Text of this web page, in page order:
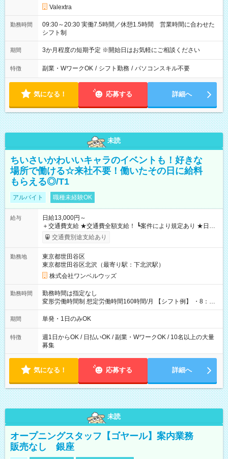
Valextra
勤務時間
09:30～20:30 実働7.5時間／休憩1.5時間 営業時間に合わせた
シフト制
期間 3か月程度の短期予定 ※開始日はお気軽にご相談ください
特徴 副業・WワークOK / シフト勤務 / パソコンスキル不要
気になる！ 応募する 詳細へ
未読
ちいさいかわいいキャラのイベントも！好きな
場所で働ける☆来社不要！働いたその日に給料
もらえる◎/T1
アルバイト 職種未経験OK
給与
日給13,000円～
＋交通費支給 ★交通費全額支給！ ┗案件により規定あり ★日払
いOK！（規定あり） ┗働いたその日に現金GET♪ お仕事後はコ
ンビニATMから 日払い分を引き落とせます！ 【試用期間】試
交通費別途支給あり
勤務地
東京都世田谷区
東京都世田谷区北沢（最寄り駅：下北沢駅）
株式会社ワンベルウッズ
勤務時間
勤務時間は指定なし
変形労働時間制 想定労働時間160時間/月 【シフト例】 ・8：00
～21：00
期間 単発・1日のみOK
特徴
週1日からOK / 日払いOK / 副業・WワークOK / 10名以上の大量
募集
気になる！ 応募する 詳細へ
未読
オープニングスタッフ【ゴヤール】案内業務
販売なし 銀座